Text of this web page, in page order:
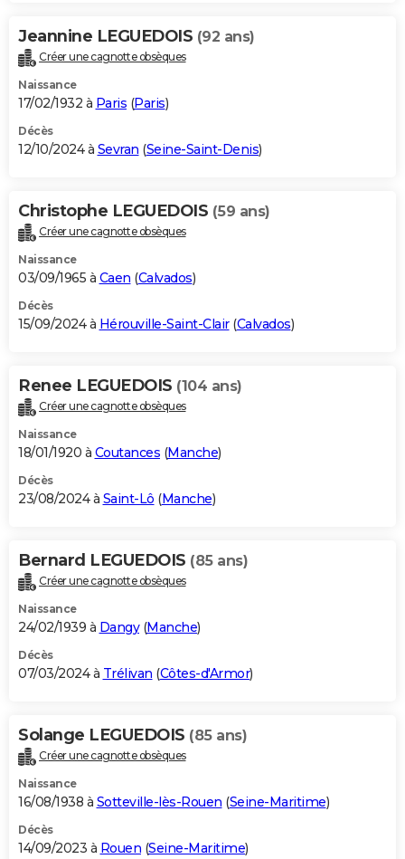
Jeannine LEGUEDOIS (92 ans)
Créer une cagnotte obsèques
Naissance
17/02/1932 à Paris (Paris)
Décès
12/10/2024 à Sevran (Seine-Saint-Denis)
Christophe LEGUEDOIS (59 ans)
Créer une cagnotte obsèques
Naissance
03/09/1965 à Caen (Calvados)
Décès
15/09/2024 à Hérouville-Saint-Clair(Calvados)
Renee LEGUEDOIS (104 ans)
Créer une cagnotte obsèques
Naissance
18/01/1920 à Coutances (Manche)
Décès
23/08/2024 à Saint-Lô (Manche)
Bernard LEGUEDOIS (85 ans)
Créer une cagnotte obsèques
Naissance
24/02/1939 à Dangy(Manche)
Décès
07/03/2024 à Trélivan (Côtes-d'Armor)
Solange LEGUEDOIS (85 ans)
Créer une cagnotte obsèques
Naissance
16/08/1938 à Sotteville-lès-Rouen (Seine-Maritime)
Décès
14/09/2023 à Rouen (Seine-Maritime)